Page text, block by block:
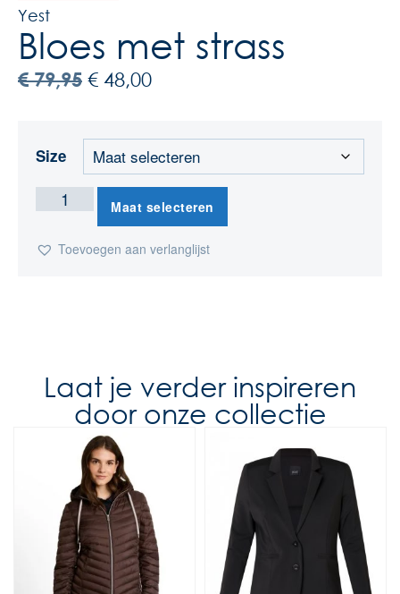
Yest
Bloes met strass
€79,95 € 48,00
Size
Maat selecteren
Toevoegen aan verlanglijst
Laat je verder inspireren
door onze collectie